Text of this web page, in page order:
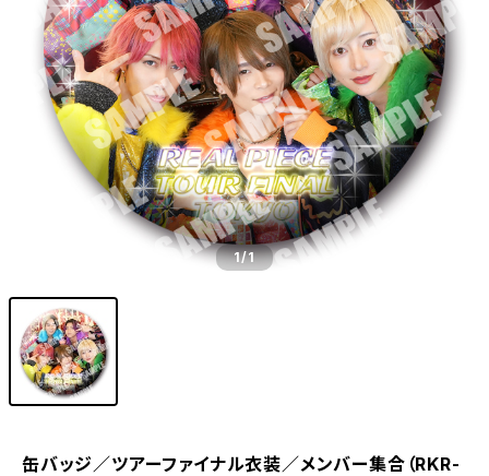
1/1
缶バッジ／ツアーファイナル衣装／メンバー集合（RKR-